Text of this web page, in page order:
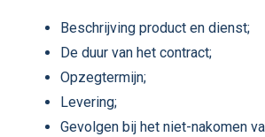
Beschrijving product en dienst;
De duur van het contract;
Opzegtermijn;
Levering;
Gevolgen bij het niet-nakomen